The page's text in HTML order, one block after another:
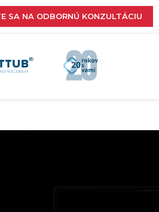
SA NA ODBORNÚ KONZULTÁCIU